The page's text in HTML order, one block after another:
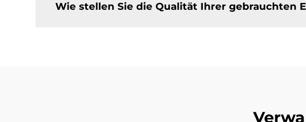
Wie stellen Sie die Qualität Ihrer gebrauchten